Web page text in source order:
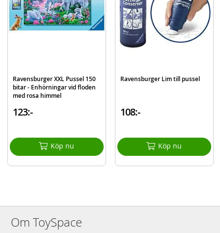
Ravensburger XXL Pussel 150
bitar - Enhörningar vid floden
med rosa himmel
123:-
Köp nu
Ravensburger Lim till pussel
108:-
Köp nu
Om ToySpace